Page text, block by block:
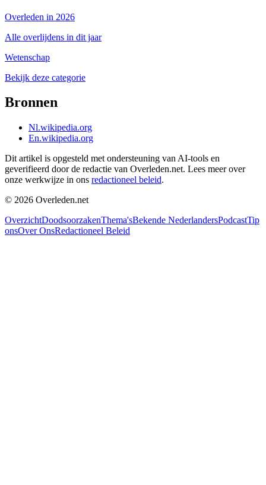
Overleden in 2026
Alle overlijdens in dit jaar
Wetenschap
Bekijk deze categorie
Bronnen
Nl.wikipedia.org
En.wikipedia.org
Dit artikel is opgesteld met ondersteuning van AI-tools en
geverifieerd door de redactie van Overleden.net. Lees meer over
onze werkwijze in ons redactioneel beleid.
© 2026 Overleden.net
OverzichtDoodsoorzakenThema'sBekende NederlandersPodcastTip
onsOver OnsRedactioneel Beleid